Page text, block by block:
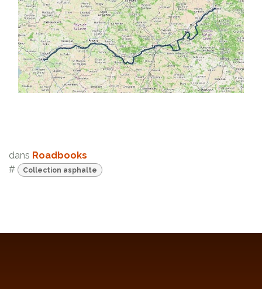
dans Roadbooks
#
Collection asphalte